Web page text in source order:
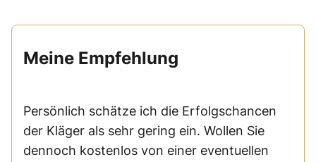
Meine Empfehlung
Persönlich schätze ich die Erfolgschancen
der Kläger als sehr gering ein. Wollen Sie
dennoch kostenlos von einer eventuellen